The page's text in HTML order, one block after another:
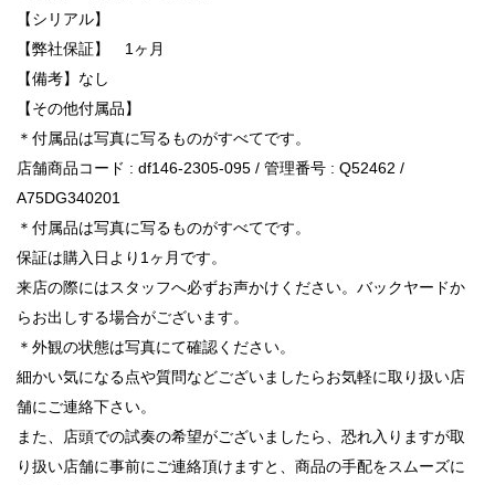
【シリアル】
【弊社保証】 1ヶ月
【備考】なし
【その他付属品】
＊付属品は写真に写るものがすべてです。
店舗商品コード : df146-2305-095 / 管理番号 : Q52462 /
A75DG340201
＊付属品は写真に写るものがすべてです。
保証は購入日より1ヶ月です。
来店の際にはスタッフへ必ずお声かけください。バックヤードか
らお出しする場合がございます。
＊外観の状態は写真にて確認ください。
細かい気になる点や質問などございましたらお気軽に取り扱い店
舗にご連絡下さい。
また、店頭での試奏の希望がございましたら、恐れ入りますが取
り扱い店舗に事前にご連絡頂けますと、商品の手配をスムーズに